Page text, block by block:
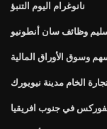
نانوغرام اليوم التنبؤ
وظائف سان أنطونيو
وسوق الأوراق المالية
الخام مدينة نيويورك
في جنوب افريقيا